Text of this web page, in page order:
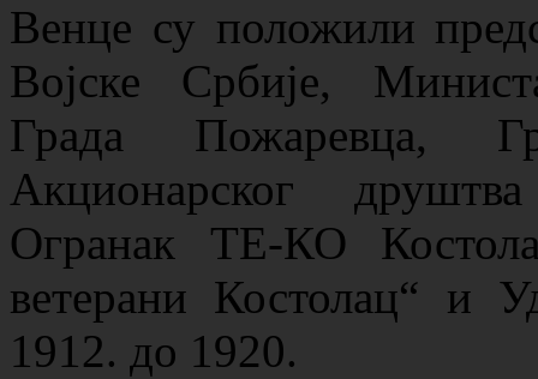
Венце су положили
Војске Србије,
Града Пожаревца,
Акционарског
Огранак ТЕ-КО
ветерани Костолац“ и
1912. до 1920.